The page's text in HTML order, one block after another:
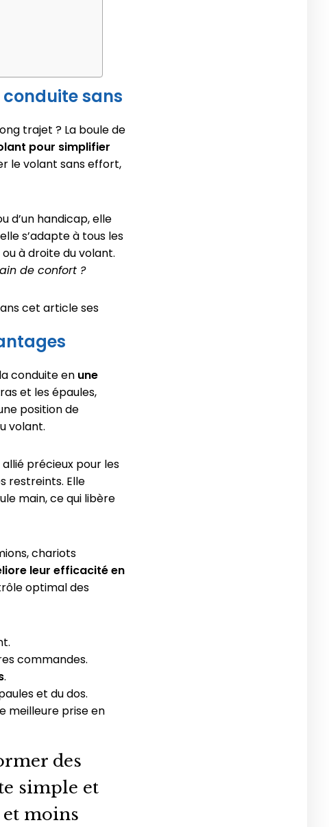
sans
trajet ? La boule de
pour simplifier
le volant sans effort,
d’un handicap, elle
s’adapte à tous les
à droite du volant.
de confort ?
cet article ses
conduite en une
et les épaules,
position de
volant.
précieux pour les
restreints. Elle
main, ce qui libère
chariots
leur efficacité en
optimal des
commandes.
.
et du dos.
meilleure prise en
des
simple et
moins